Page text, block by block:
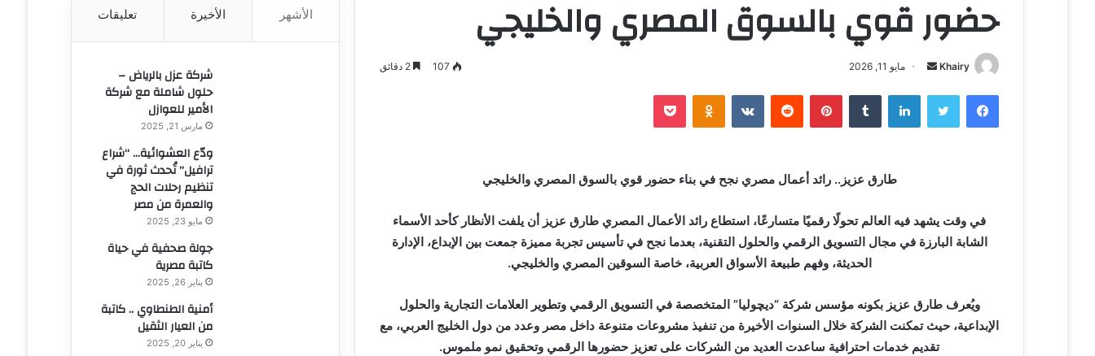
حضور قوي بالسوق المصري والخليجي
Khairy
أ
ل
ا
إ
مايو 11, 2026 107 2 دقائق
فيسبوك تويتر لينكدإن ‏Tumblr بينتيريست ‏Reddit
‏VKontakte
Odnoklassniki بوكيت
طارق عزيز.. رائد أعمال مصري نجح في بناء حضور قوي بالسوق المصري والخليجي
في وقت يشهد فيه العالم تحولًا رقميًا متسارعًا، استطاع رائد الأعمال المصري طارق عزيز أن يلفت الأنظار كأحد الأسماء
الشابة البارزة في مجال التسويق الرقمي والحلول التقنية، بعدما نجح في تأسيس تجربة مميزة جمعت بين الإبداع، الإدارة
الحديثة، وفهم طبيعة الأسواق العربية، خاصة السوقين المصري والخليجي.
ويُعرف طارق عزيز بكونه مؤسس شركة “ديچوليا” المتخصصة في التسويق الرقمي وتطوير العلامات التجارية والحلول
الإبداعية، حيث تمكنت الشركة خلال السنوات الأخيرة من تنفيذ مشروعات متنوعة داخل مصر وعدد من دول الخليج العربي، مع
تقديم خدمات احترافية ساعدت العديد من الشركات على تعزيز حضورها الرقمي وتحقيق نمو ملموس.
الأشهر الأخيرة تعليقات
شركة عزل بالرياض –
حلول شاملة مع شركة
الأمير للعوازل
مارس 21, 2025
ودّع العشوائية… “شراع
ترافيل” تُحدث ثورة في
تنظيم رحلات الحج
والعمرة من مصر
مايو 23, 2025
جولة صحفية في حياة
كاتبة مصرية
يناير 26, 2025
أمنية الطنطاوي .. كاتبة
من العيار الثقيل
يناير 20, 2025